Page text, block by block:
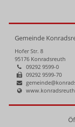
Gemeinde
Hofer Str. 8
95176 Konradsreuth
09292 9599-0
09292 9599-70